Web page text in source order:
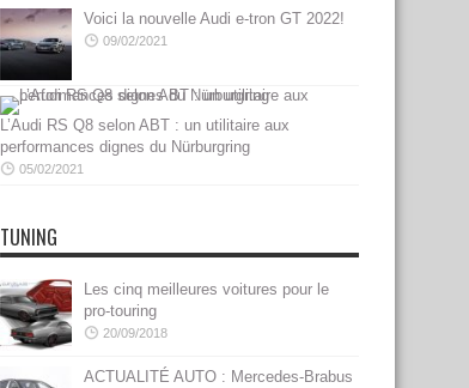
Voici la nouvelle Audi e-tron GT 2022!
09/02/2021
L’Audi RS Q8 selon ABT : un utilitaire aux
performances dignes du Nürburgring
05/02/2021
TUNING
Les cinq meilleures voitures pour le
pro-touring
20/09/2018
ACTUALITÉ AUTO : Mercedes-Brabus